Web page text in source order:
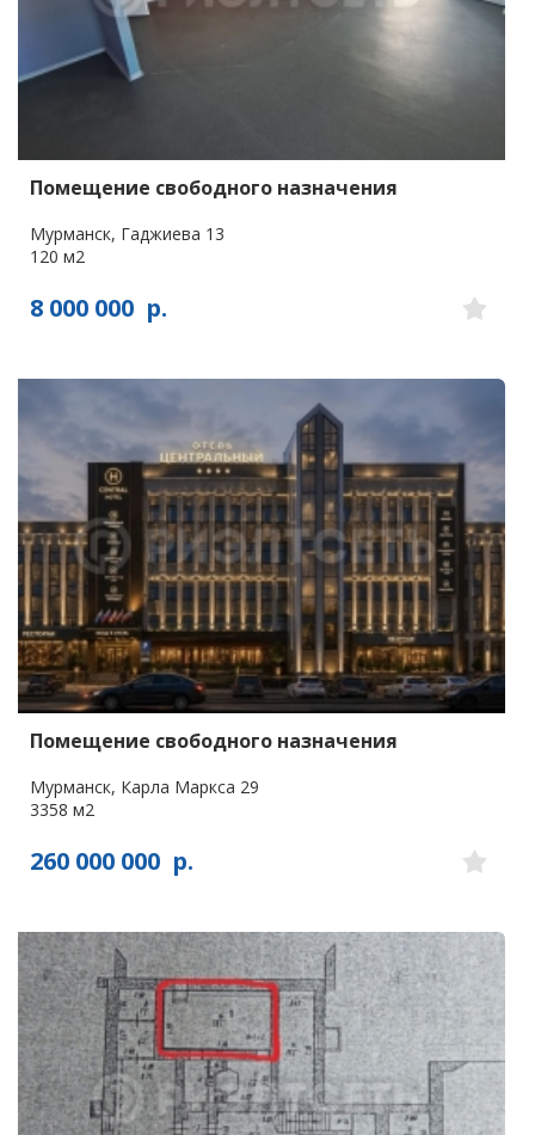
Помещение свободного назначения
Мурманск, Гаджиева 13
120 м2
8 000 000 р.
Помещение свободного назначения
Мурманск, Карла Маркса 29
3358 м2
260 000 000 р.